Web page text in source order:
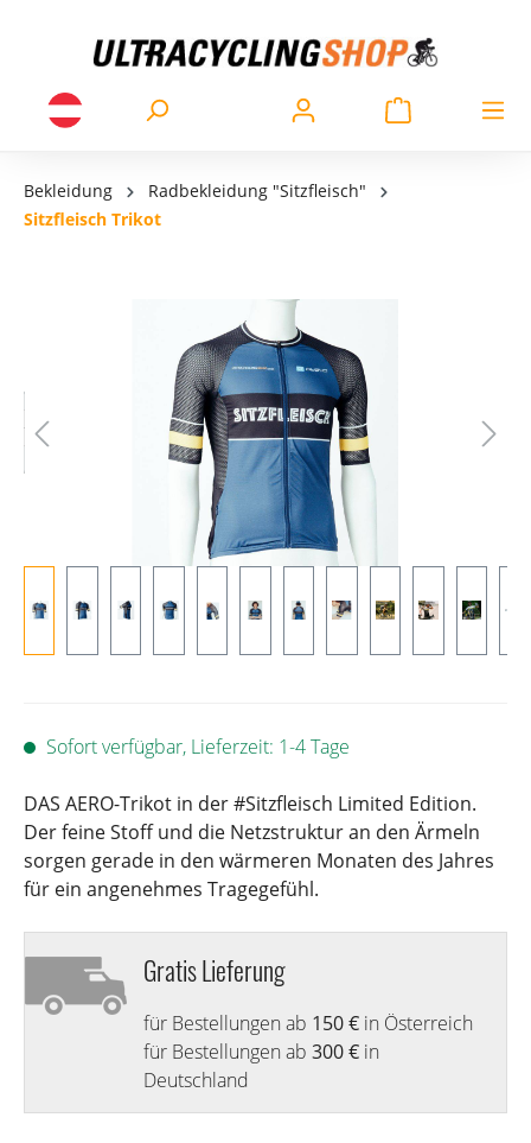
Bekleidung
Radbekleidung "Sitzfleisch"
Sitzfleisch Trikot
Sofort verfügbar, Lieferzeit: 1-4 Tage
DAS AERO-Trikot in der #Sitzfleisch Limited Edition.
Der feine Stoff und die Netzstruktur an den Ärmeln
sorgen gerade in den wärmeren Monaten des Jahres
für ein angenehmes Tragegefühl.
Gratis Lieferung
für Bestellungen ab 150 € in Österreich
für Bestellungen ab 300 € in
Deutschland